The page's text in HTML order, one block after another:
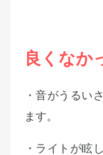
良くなか
・音がうるい
ます。
・ライトが眩